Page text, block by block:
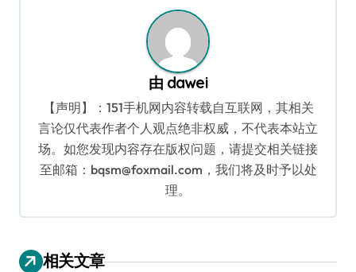
由 dawei
【声明】：151手机网内容转载自互联网，其相关
言论仅代表作者个人观点绝非权威，不代表本站立
场。如您发现内容存在版权问题，请提交相关链接
至邮箱：bqsm@foxmail.com，我们将及时予以处
理。
相关文章